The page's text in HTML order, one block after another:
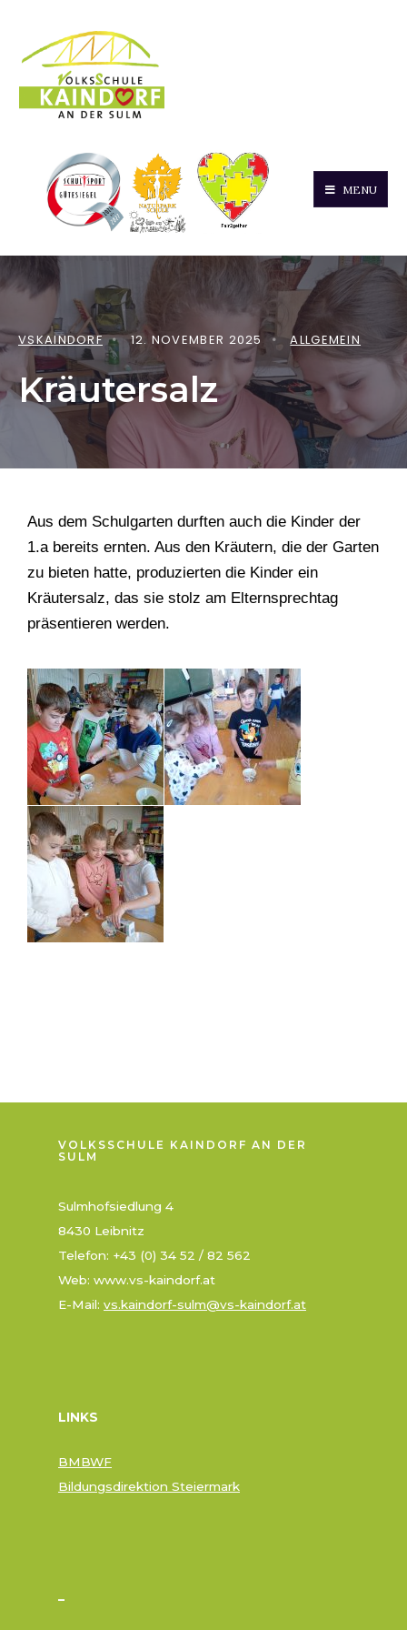
MENU
VSKAINDORF • 12. NOVEMBER 2025 • ALLGEMEIN
Kräutersalz
Aus dem Schulgarten durften auch die Kinder der
1.a bereits ernten. Aus den Kräutern, die der Garten
zu bieten hatte, produzierten die Kinder ein
Kräutersalz, das sie stolz am Elternsprechtag
präsentieren werden.
VOLKSSCHULE KAINDORF AN DER
SULM
Sulmhofsiedlung 4
8430 Leibnitz
Telefon: +43 (0) 34 52 / 82 562
Web: www.vs-kaindorf.at
E-Mail: vs.kaindorf-sulm@vs-kaindorf.at
LINKS
BMBWF
Bildungsdirektion Steiermark
–